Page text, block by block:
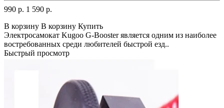
990 р. 1 590 р.
В корзину В корзину Купить
Электросамокат Kugoo G-Booster является одним из наиболее
востребованных среди любителей быстрой езд..
Быстрый просмотр